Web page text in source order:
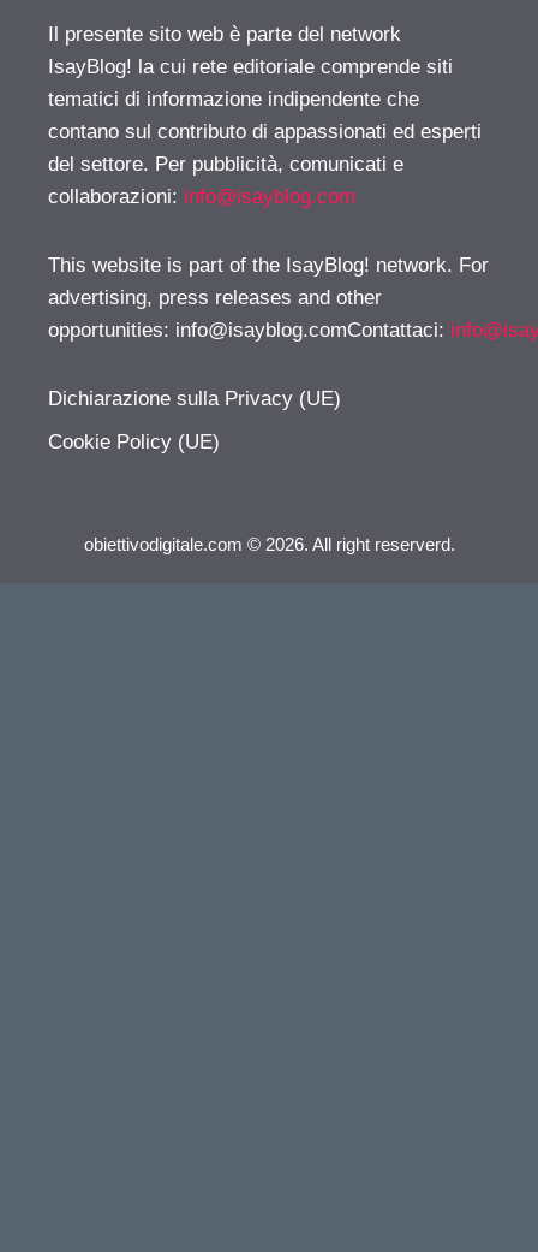
Il presente sito web è parte del network
IsayBlog! la cui rete editoriale comprende siti
tematici di informazione indipendente che
contano sul contributo di appassionati ed esperti
del settore. Per pubblicità, comunicati e
collaborazioni: info@isayblog.com
This website is part of the IsayBlog! network. For
advertising, press releases and other
opportunities: info@isayblog.comContattaci:
Dichiarazione sulla Privacy (UE)
Cookie Policy (UE)
obiettivodigitale.com © 2026. All right reserverd.